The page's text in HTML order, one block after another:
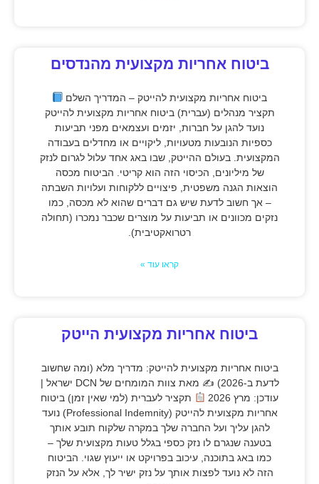
ביטוח אחריות מקצועית מהנדסים
ביטוח אחריות מקצועית להייטק – המדריך השלם
תקציר מנהלים (עברית) ביטוח אחריות מקצועית להייטק
נועד להגן על חברות, יזמים ועצמאים מפני תביעות
כספיות הנובעות מטעויות, ליקויים או מחדלים בעבודה
המקצועית. בעולם ההייטק, שבו באג אחד עלול לגרום לנזק
של מיליונים, הכיסוי הזה הוא קריטי. הביטוח מכסה
הוצאות הגנה משפטית, פיצויים ללקוחות ועלויות השבתה
– אך חשוב לדעת שיש גם דברים שהוא לא מכסה, כמו
נזקים מכוונים או תביעות על מוצרים שכבר נמכרו (תחולה
רטרואקטיבית).
קראו עוד »
ביטוח אחריות מקצועית הייטק
ביטוח אחריות מקצועית להייטק: מדריך מלא (ומה שחשוב
לדעת ב-2026) ✍
מאת צוות המומחים של DCN ישראל |
עודכן: מרץ 2026
תקציר לעברית (למי שאין זמן) ביטוח
אחריות מקצועית להייטק (Professional Indemnity) נועד
להגן עליך ועל החברה שלך במקרה שלקוח תובע אותך
בטענה שנגרם לו נזק כספי בגלל טעות מקצועית שלך –
כמו באג בתוכנה, עיכוב בפרויקט או ייעוץ שגוי. הביטוח
הזה לא נועד לפצות אותך על נזק ישיר לך, אלא על הנזק